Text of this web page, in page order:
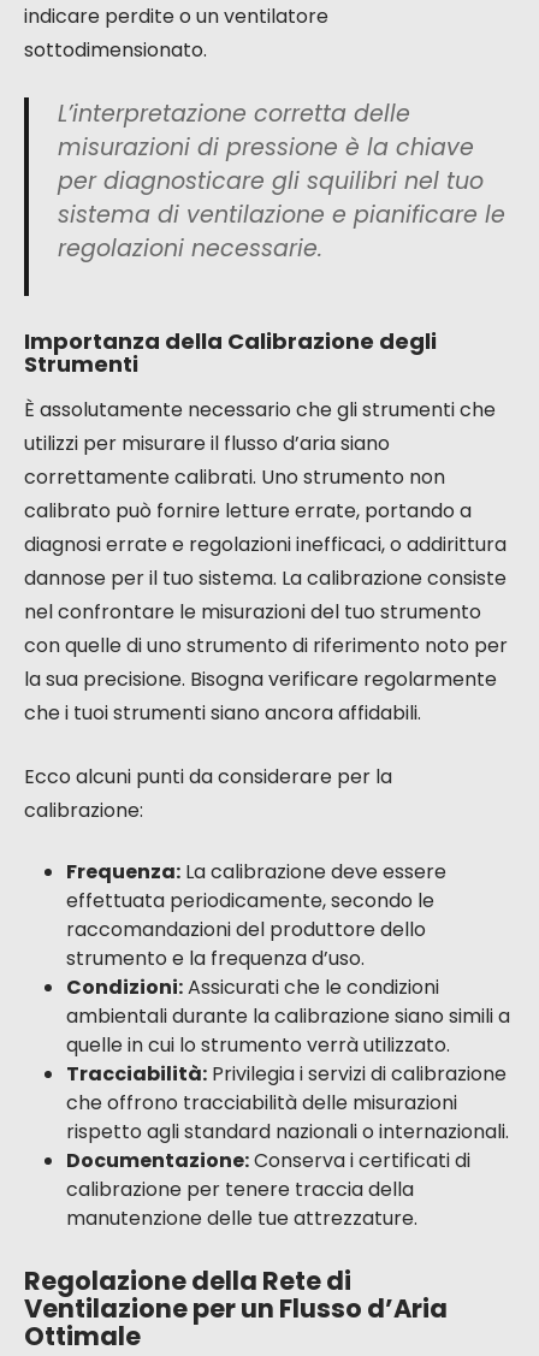
indicare perdite o un ventilatore
sottodimensionato.
L’interpretazione corretta delle
misurazioni di pressione è la chiave
per diagnosticare gli squilibri nel tuo
sistema di ventilazione e pianificare le
regolazioni necessarie.
Importanza della Calibrazione degli
Strumenti
È assolutamente necessario che gli strumenti che
utilizzi per misurare il flusso d’aria siano
correttamente calibrati. Uno strumento non
calibrato può fornire letture errate, portando a
diagnosi errate e regolazioni inefficaci, o addirittura
dannose per il tuo sistema. La calibrazione consiste
nel confrontare le misurazioni del tuo strumento
con quelle di uno strumento di riferimento noto per
la sua precisione. Bisogna verificare regolarmente
che i tuoi strumenti siano ancora affidabili.
Ecco alcuni punti da considerare per la
calibrazione:
Frequenza: La calibrazione deve essere
effettuata periodicamente, secondo le
raccomandazioni del produttore dello
strumento e la frequenza d’uso.
Condizioni:Assicurati che le condizioni
ambientali durante la calibrazione siano simili a
quelle in cui lo strumento verrà utilizzato.
Tracciabilità: Privilegia i servizi di calibrazione
che offrono tracciabilità delle misurazioni
rispetto agli standard nazionali o internazionali.
Documentazione:Conserva i certificati di
calibrazione per tenere traccia della
manutenzione delle tue attrezzature.
Regolazione della Rete di
Ventilazione per un Flusso d’Aria
Ottimale